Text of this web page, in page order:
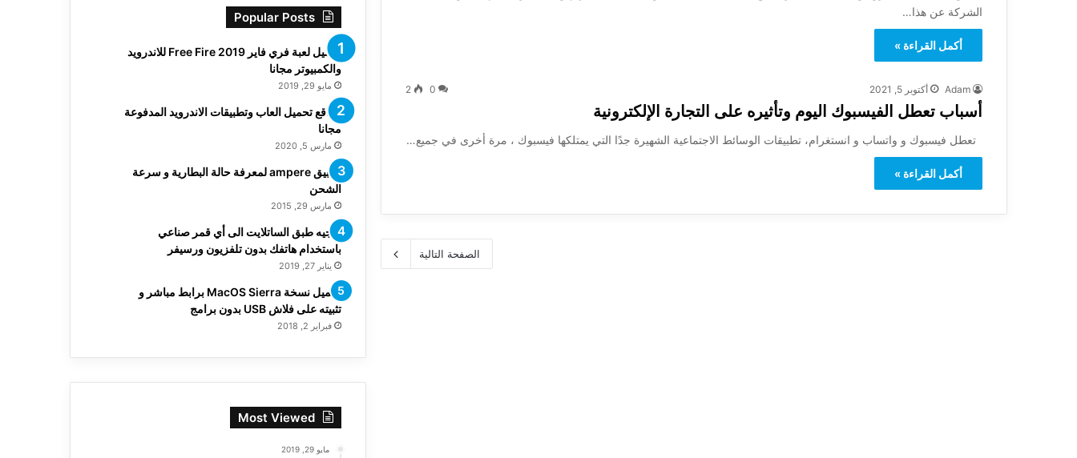
الشركة عن هذا…
أكمل القراءة »
Adam أكتوبر 5, 2021 0
2
أسباب تعطل الفيسبوك اليوم وتأثيره على التجارة الإلكترونية
تعطل فيسبوك و واتساب و انستغرام، تطبيقات الوسائط الاجتماعية الشهيرة جدًا التي يمتلكها فيسبوك ، مرة أخرى في جميع…
أكمل القراءة »
الصفحة التالية
Popular Posts
تحميل لعبة فري فاير Free Fire 2019 للاندرويد
والكمبيوتر مجانا
مايو 29, 2019
مواقع تحميل العاب وتطبيقات الاندرويد المدفوعة
مجانا
مارس 5, 2020
تطبيق ampere لمعرفة حالة البطارية و سرعة
الشحن
مارس 29, 2015
توجيه طبق الساتلايت الى أي قمر صناعي
باستخدام هاتفك بدون تلفزيون ورسيفر
يناير 27, 2019
تحميل نسخة MacOS Sierra برابط مباشر و
تثبيته على فلاش USB بدون برامج
فبراير 2, 2018
Most Viewed
مايو 29, 2019